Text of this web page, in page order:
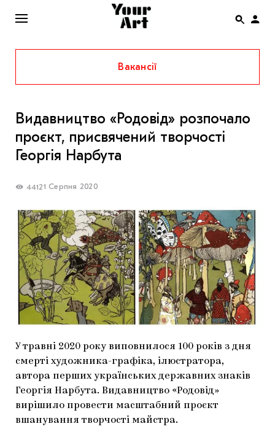
ENG
НОВИНИ
АФІША
ІНТЕРВ’Ю
СПЕЦПРОЄКТИ
THE UKRAINIAN PAVILION AT VENICE BIENNALE
2022
МАРІУПОЛЬСЬКІ МАРГІНАЛІЇ
ДОСЛІДНИЦЬКА ПЛАТФОРМА
CARPATHIAN CULT ПРО РІЗДВЯНІ СВЯТА
Вакансії
Видавництво «Родовід» розпочало
проєкт, присвячений творчості
Георгія Нарбута
44121 Серпня 2020
У травні 2020 року виповнилося 100 років з дня
смерті художника-графіка, ілюстратора,
автора перших українських державних знаків
Георгія Нарбута. Видавництво «Родовід»
вирішило провести масштабний проєкт
вшанування творчості майстра.